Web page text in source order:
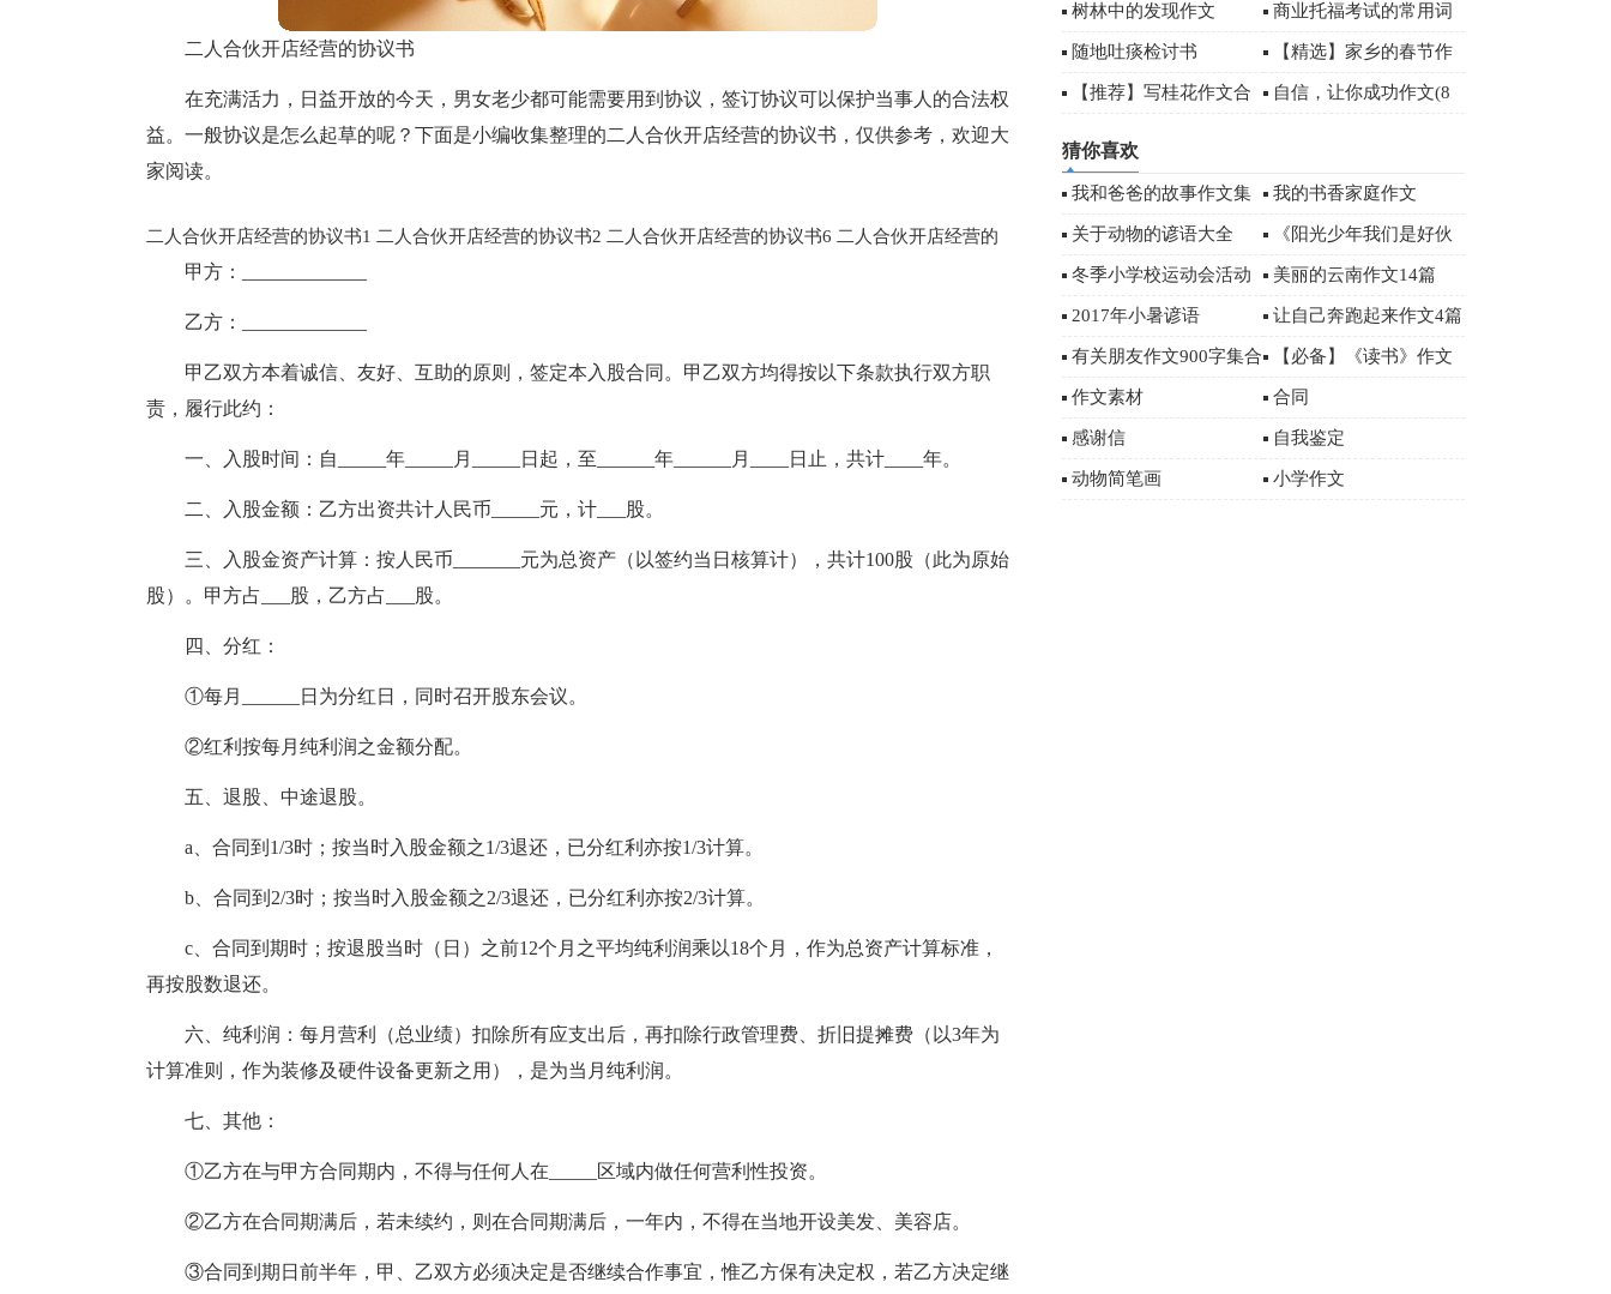
二人合伙开店经营的协议书
在充满活力，日益开放的今天，男女老少都可能需要用到协议，签订协议可以保护当事人的合法权
益。一般协议是怎么起草的呢？下面是小编收集整理的二人合伙开店经营的协议书，仅供参考，欢迎大
家阅读。
二人合伙开店经营的协议书1
甲方：_____________
乙方：_____________
甲乙双方本着诚信、友好、互助的原则，签定本入股合同。甲乙双方均得按以下条款执行双方职
责，履行此约：
一、入股时间：自_____年_____月_____日起，至______年______月____日止，共计____年。
二、入股金额：乙方出资共计人民币_____元，计___股。
三、入股金资产计算：按人民币_______元为总资产（以签约当日核算计），共计100股（此为原始
股）。甲方占___股，乙方占___股。
四、分红：
①每月______日为分红日，同时召开股东会议。
②红利按每月纯利润之金额分配。
五、退股、中途退股。
a、合同到1/3时；按当时入股金额之1/3退还，已分红利亦按1/3计算。
b、合同到2/3时；按当时入股金额之2/3退还，已分红利亦按2/3计算。
c、合同到期时；按退股当时（日）之前12个月之平均纯利润乘以18个月，作为总资产计算标准，
再按股数退还。
六、纯利润：每月营利（总业绩）扣除所有应支出后，再扣除行政管理费、折旧提摊费（以3年为
计算准则，作为装修及硬件设备更新之用），是为当月纯利润。
七、其他：
①乙方在与甲方合同期内，不得与任何人在_____区域内做任何营利性投资。
②乙方在合同期满后，若未续约，则在合同期满后，一年内，不得在当地开设美发、美容店。
③合同到期日前半年，甲、乙双方必须决定是否继续合作事宜，惟乙方保有决定权，若乙方决定继
二人合伙开店经营的协议书2 二人合伙开店经营的协议书6 二人合伙开店经营的
文3篇
树林中的发现作文 商业托福考试的常用词
汇
随地吐痰检讨书 【精选】家乡的春节作
文500字八篇
【推荐】写桂花作文合 自信，让你成功作文(8
猜你喜欢
我和爸爸的故事作文集
锦15篇
我的书香家庭作文
关于动物的谚语大全 《阳光少年我们是好伙
伴》优秀作文
冬季小学校运动会活动
总结范文（通用5篇）
美丽的云南作文14篇
2017年小暑谚语 让自己奔跑起来作文4篇
有关朋友作文900字集合
五篇
【必备】《读书》作文
500字汇编五篇
作文素材 合同
感谢信 自我鉴定
动物简笔画 小学作文